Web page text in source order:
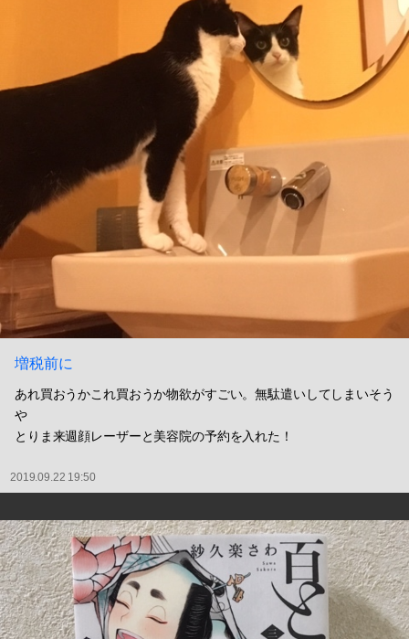
増税前に
あれ買おうかこれ買おうか物欲がすごい。無駄遣いしてしまいそう
や
とりま来週顔レーザーと美容院の予約を入れた！
2019.09.22 19:50